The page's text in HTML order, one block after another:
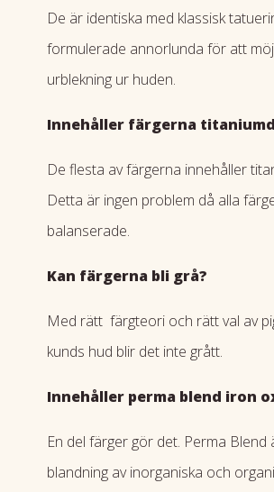
De är identiska med klassisk
formulerade annorlunda för att
urblekning ur huden.
Innehåller färgerna
De flesta av färgerna innehåller
Detta är ingen problem då alla
balanserade.
Kan färgerna bli grå?
Med rätt färgteori och rätt val av
kunds hud blir det inte grått.
Innehåller perma blend iron
En del färger gör det. Perma Blend
blandning av inorganiska och